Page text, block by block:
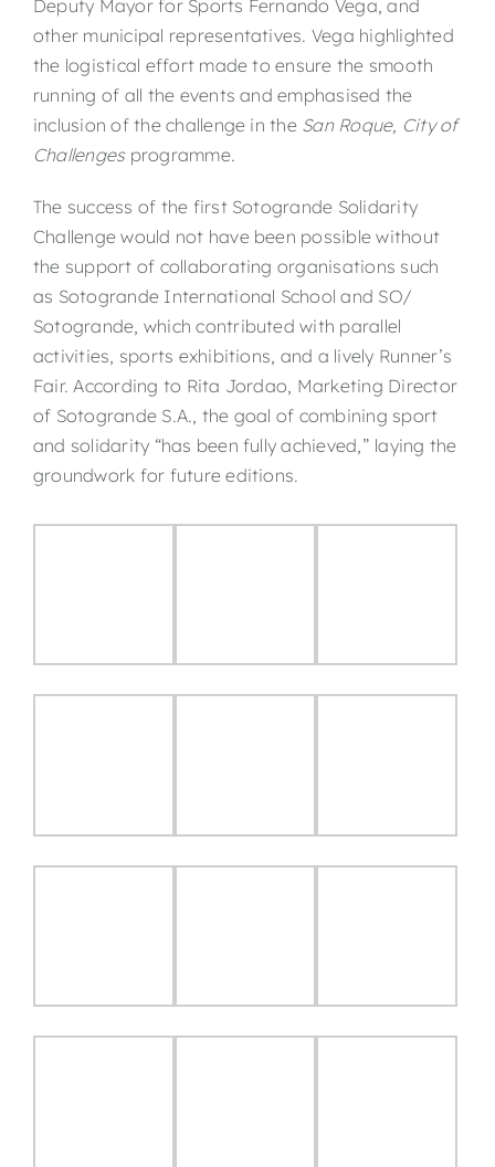
Deputy Mayor for Sports Fernando Vega, and
other municipal representatives. Vega highlighted
the logistical effort made to ensure the smooth
running of all the events and emphasised the
inclusion of the challenge in the San Roque, City of
Challengesprogramme.
The success of the first Sotogrande Solidarity
Challenge would not have been possible without
the support of collaborating organisations such
as Sotogrande International School and SO/
Sotogrande, which contributed with parallel
activities, sports exhibitions, and a lively Runner’s
Fair. According to Rita Jordao, Marketing Director
of Sotogrande S.A., the goal of combining sport
and solidarity “has been fully achieved,” laying the
groundwork for future editions.